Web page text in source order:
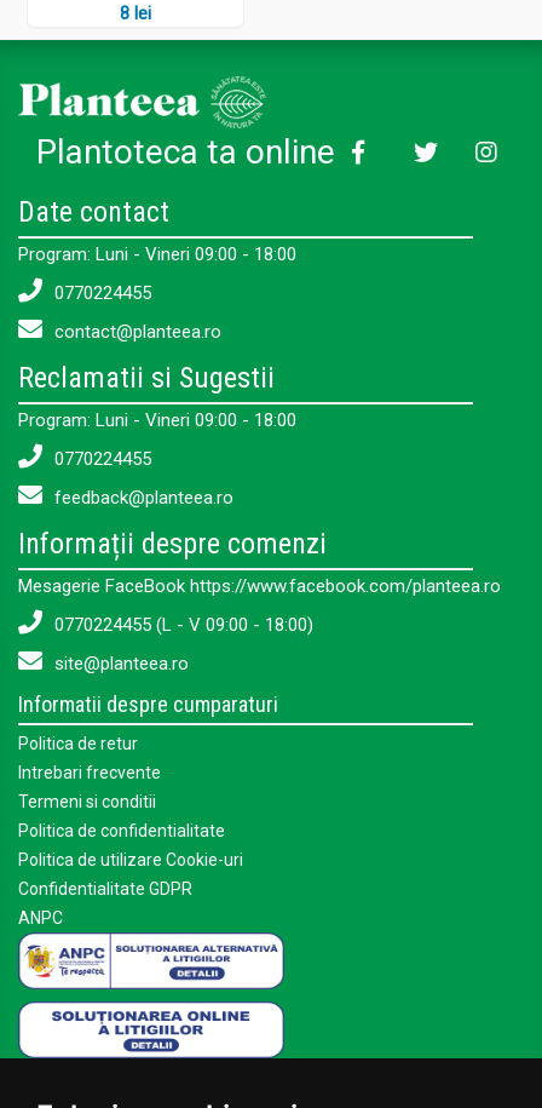
8 lei
Plantoteca ta online
Date contact
Program: Luni - Vineri 09:00 - 18:00
0770224455
contact@planteea.ro
Reclamatii si Sugestii
Program: Luni - Vineri 09:00 - 18:00
0770224455
feedback@planteea.ro
Informații despre comenzi
Mesagerie FaceBook https://www.facebook.com/planteea.ro
0770224455 (L - V 09:00 - 18:00)
site@planteea.ro
Informatii despre cumparaturi
Politica de retur
Intrebari frecvente
Termeni si conditii
Politica de confidentialitate
Politica de utilizare Cookie-uri
Confidentialitate GDPR
ANPC